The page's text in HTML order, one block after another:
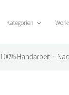
Kategorien
100% Handarbeit ·